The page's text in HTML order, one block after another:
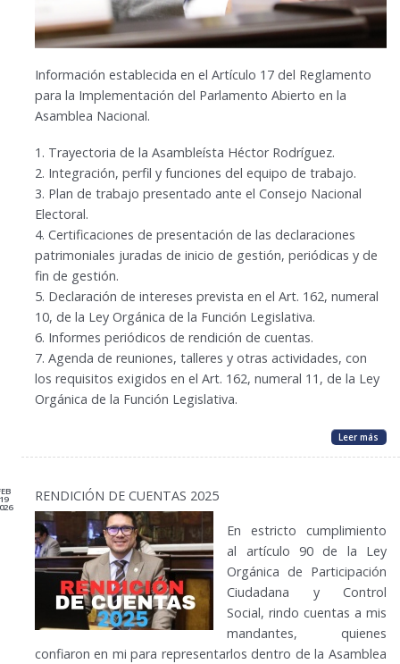
Información establecida en el Artículo 17 del Reglamento
para la Implementación del Parlamento Abierto en la
Asamblea Nacional.
1. Trayectoria de la Asambleísta Héctor Rodríguez.
2. Integración, perfil y funciones del equipo de trabajo.
3. Plan de trabajo presentado ante el Consejo Nacional
Electoral.
4. Certificaciones de presentación de las declaraciones
patrimoniales juradas de inicio de gestión, periódicas y de
fin de gestión.
5. Declaración de intereses prevista en el Art. 162, numeral
10, de la Ley Orgánica de la Función Legislativa.
6. Informes periódicos de rendición de cuentas.
7. Agenda de reuniones, talleres y otras actividades, con
los requisitos exigidos en el Art. 162, numeral 11, de la Ley
Orgánica de la Función Legislativa.
Leer más
19 RENDICIÓN DE CUENTAS 2025
En estricto cumplimiento
al artículo 90 de la Ley
Orgánica de Participación
Ciudadana y Control
Social, rindo cuentas a mis
mandantes, quienes
confiaron en mi para representarlos dentro de la Asamblea